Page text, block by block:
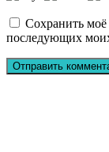
Сохранить моё
последующих